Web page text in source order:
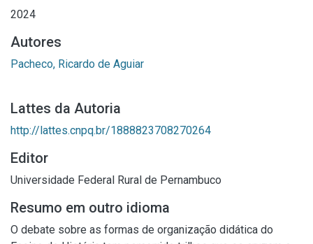
2024
Autores
Pacheco, Ricardo de Aguiar
Lattes da Autoria
http://lattes.cnpq.br/1888823708270264
Editor
Universidade Federal Rural de Pernambuco
Resumo em outro idioma
O debate sobre as formas de organização didática do